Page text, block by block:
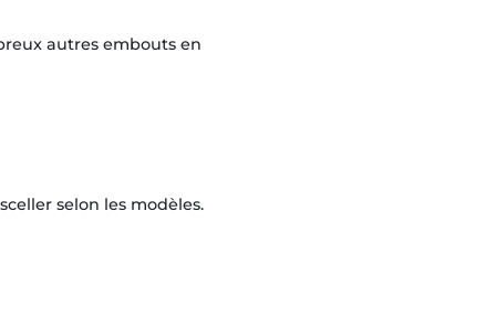
autres embouts en
selon les modèles.